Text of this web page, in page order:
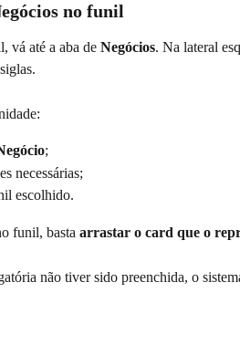
no funil
vá até a aba de Negócios. Na lateral
;
necessárias;
escolhido.
funil, basta arrastar o card que o
não tiver sido preenchida, o